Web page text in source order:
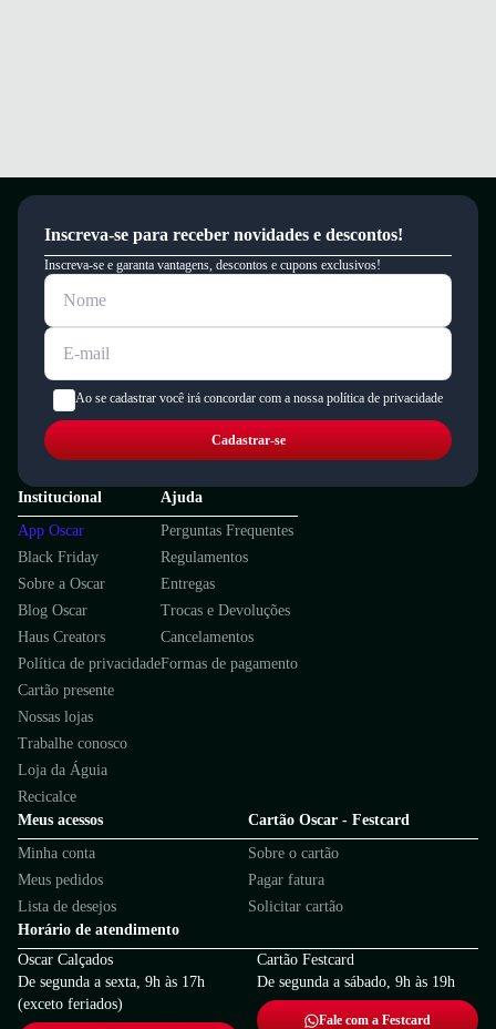
Inscreva-se para receber novidades e descontos!
Inscreva-se e garanta vantagens, descontos e cupons exclusivos!
Ao se cadastrar você irá concordar com a nossa política de privacidade
Cadastrar-se
Institucional
App Oscar
Black Friday
Sobre a Oscar
Blog Oscar
Haus Creators
Política de privacidade
Cartão presente
Nossas lojas
Trabalhe conosco
Loja da Águia
Recicalce
Ajuda
Perguntas Frequentes
Regulamentos
Entregas
Trocas e Devoluções
Cancelamentos
Formas de pagamento
Meus acessos
Minha conta
Meus pedidos
Lista de desejos
Cartão Oscar - Festcard
Sobre o cartão
Pagar fatura
Solicitar cartão
Horário de atendimento
Oscar Calçados
De segunda a sexta, 9h às 17h
(exceto feriados)
Cartão Festcard
De segunda a sábado, 9h às 19h
Fale com a Festcard